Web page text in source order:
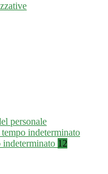
personale
indeterminato
indeterminato 12